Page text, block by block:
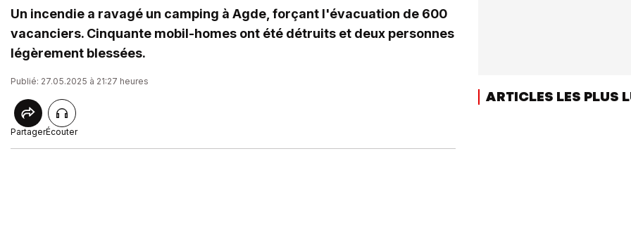
Un incendie a ravagé un camping à Agde, forçant l'évacuation de 600
vacanciers. Cinquante mobil-homes ont été détruits et deux personnes
légèrement blessées.
Publié: 27.05.2025 à 21:27 heures
PartagerÉcouter
ARTICLES LES PLUS